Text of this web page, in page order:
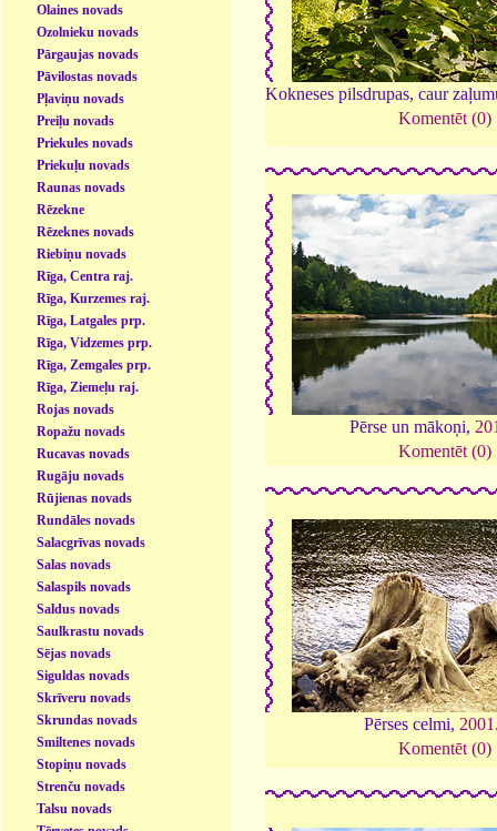
Olaines novads
Ozolnieku novads
Pārgaujas novads
Pāvilostas novads
Pļaviņu novads
Preiļu novads
Priekules novads
Priekuļu novads
Raunas novads
Rēzekne
Rēzeknes novads
Riebiņu novads
Rīga, Centra raj.
Rīga, Kurzemes raj.
Rīga, Latgales prp.
Rīga, Vidzemes prp.
Rīga, Zemgales prp.
Rīga, Ziemeļu raj.
Rojas novads
Ropažu novads
Rucavas novads
Rugāju novads
Rūjienas novads
Rundāles novads
Salacgrīvas novads
Salas novads
Salaspils novads
Saldus novads
Saulkrastu novads
Sējas novads
Siguldas novads
Skrīveru novads
Skrundas novads
Smiltenes novads
Stopiņu novads
Strenču novads
Talsu novads
Kokneses pilsdrupas, caur
Komentēt (0)
Pērse un mākoņi,
Komentēt (0)
Pērses celmi, 2001
Komentēt (0)